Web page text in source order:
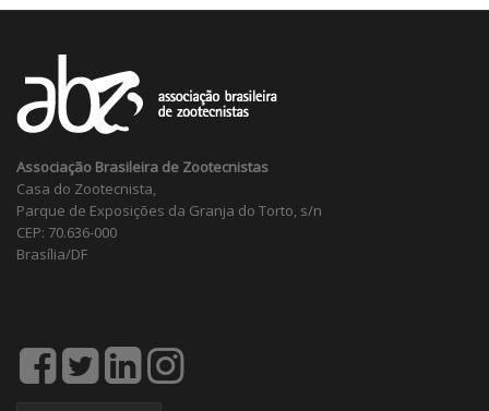
Associação Brasileira de Zootecnistas
Casa do Zootecnista,
Parque de Exposições da Granja do Torto, s/n
CEP: 70.636-000
Brasília/DF